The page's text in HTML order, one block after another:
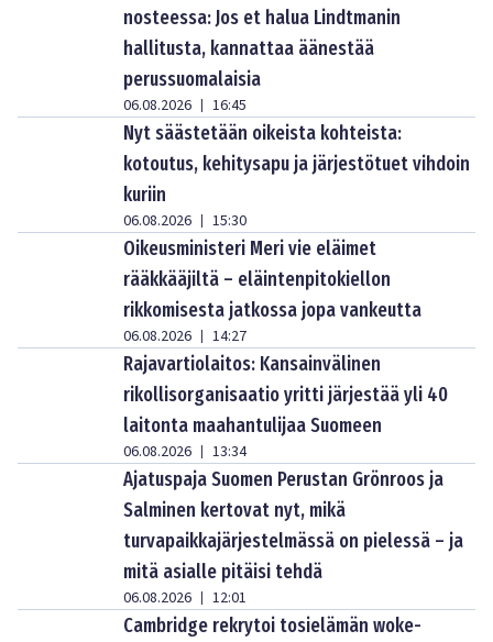
nosteessa: Jos et halua Lindtmanin
hallitusta, kannattaa äänestää
perussuomalaisia
06.08.2026 | 16:45
Nyt säästetään oikeista kohteista:
kotoutus, kehitysapu ja järjestötuet vihdoin
kuriin
06.08.2026 | 15:30
Oikeusministeri Meri vie eläimet
rääkkääjiltä – eläintenpitokiellon
rikkomisesta jatkossa jopa vankeutta
06.08.2026 | 14:27
Rajavartiolaitos: Kansainvälinen
rikollisorganisaatio yritti järjestää yli 40
laitonta maahantulijaa Suomeen
06.08.2026 | 13:34
Ajatuspaja Suomen Perustan Grönroos ja
Salminen kertovat nyt, mikä
turvapaikkajärjestelmässä on pielessä – ja
mitä asialle pitäisi tehdä
06.08.2026 | 12:01
Cambridge rekrytoi tosielämän woke-